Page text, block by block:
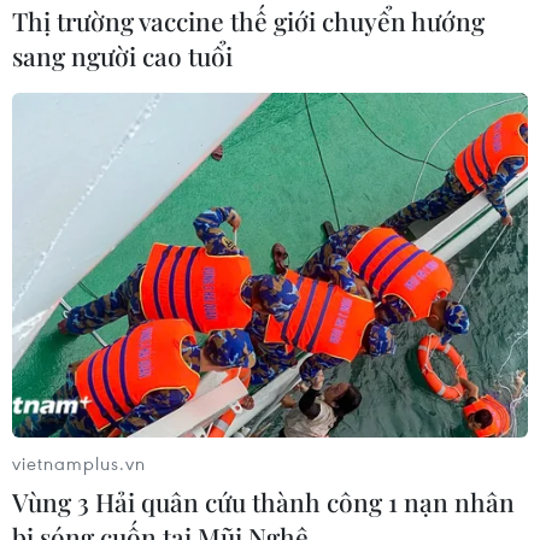
năng, thế mạnh cho sự phát triển du lịch Kon Tum nói
riêng và khu vực Tây Nguyên nói chung.
Điện Biên: Khám phá vẻ đẹp hồ Pá
Thị trường vaccine thế giới chuyển hướng
sang người cao tuổi
vietnamplus.vn
Vùng 3 Hải quân cứu thành công 1 nạn nhân